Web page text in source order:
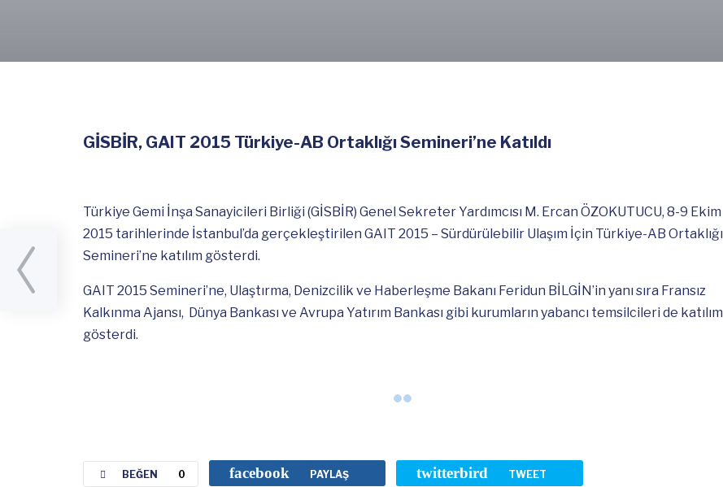
GİSBİR, GAIT 2015 Türkiye-AB Ortaklığı Semineri’ne Katıldı
Türkiye Gemi İnşa Sanayicileri Birliği (GİSBİR) Genel Sekreter Yardımcısı M. Ercan ÖZOKUTUCU, 8-9 Ekim
2015 tarihlerinde İstanbul’da gerçekleştirilen GAIT 2015 – Sürdürülebilir Ulaşım İçin Türkiye-AB Ortaklığı
Semineri’ne katılım gösterdi.
GAIT 2015 Semineri’ne, Ulaştırma, Denizcilik ve Haberleşme Bakanı Feridun BİLGİN’in yanı sıra Fransız
Kalkınma Ajansı, Dünya Bankası ve Avrupa Yatırım Bankası gibi kurumların yabancı temsilcileri de katılım
gösterdi.
BEĞEN 0 facebook PAYLAŞ twitterbird TWEET